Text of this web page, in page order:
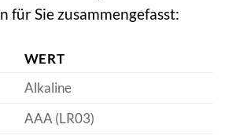
für Sie zusammengefasst:
WERT
Alkaline
AAA (LR03)